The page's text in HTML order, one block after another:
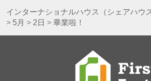
インターナショナルハウス（シェアハウ
> 5月 > 2日 > 畢業啦！